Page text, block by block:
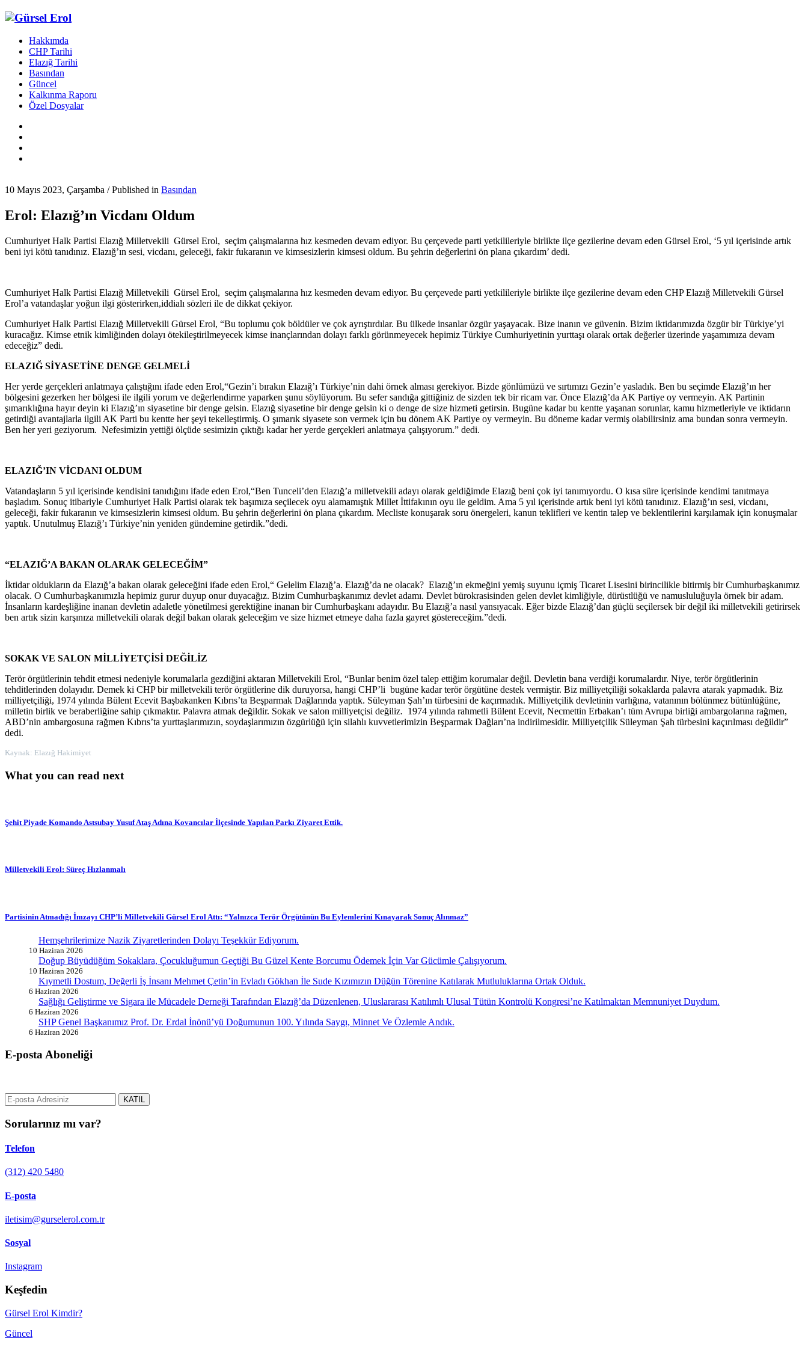
Hakkımda
CHP Tarihi
Elazığ Tarihi
Basından
Güncel
Kalkınma Raporu
Özel Dosyalar
10 Mayıs 2023, Çarşamba /Published in Basından
Erol: Elazığ’ın Vicdanı Oldum
Cumhuriyet Halk Partisi Elazığ Milletvekili Gürsel Erol, seçim çalışmalarına hız kesmeden devam ediyor. Bu çerçevede parti yetkilileriyle birlikte ilçe gezilerine devam eden Gürsel Erol, ‘5 yıl içerisinde artık
beni iyi kötü tanıdınız. Elazığ’ın sesi, vicdanı, geleceği, fakir fukaranın ve kimsesizlerin kimsesi oldum. Bu şehrin değerlerini ön plana çıkardım’ dedi.
Cumhuriyet Halk Partisi Elazığ Milletvekili Gürsel Erol, seçim çalışmalarına hız kesmeden devam ediyor. Bu çerçevede parti yetkilileriyle birlikte ilçe gezilerine devam eden CHP Elazığ Milletvekili Gürsel
Erol’a vatandaşlar yoğun ilgi gösterirken,iddialı sözleri ile de dikkat çekiyor.
Cumhuriyet Halk Partisi Elazığ Milletvekili Gürsel Erol, “Bu toplumu çok böldüler ve çok ayrıştırdılar. Bu ülkede insanlar özgür yaşayacak. Bize inanın ve güvenin. Bizim iktidarımızda özgür bir Türkiye’yi
kuracağız. Kimse etnik kimliğinden dolayı ötekileştirilmeyecek kimse inançlarından dolayı farklı görünmeyecek hepimiz Türkiye Cumhuriyetinin yurttaşı olarak ortak değerler üzerinde yaşamımıza devam
edeceğiz” dedi.
ELAZIĞ SİYASETİNE DENGE GELMELİ
Her yerde gerçekleri anlatmaya çalıştığını ifade eden Erol,“Gezin’i bırakın Elazığ’ı Türkiye’nin dahi örnek alması gerekiyor. Bizde gönlümüzü ve sırtımızı Gezin’e yasladık. Ben bu seçimde Elazığ’ın her
bölgesini gezerken her bölgesi ile ilgili yorum ve değerlendirme yaparken şunu söylüyorum. Bu sefer sandığa gittiğiniz de sizden tek bir ricam var. Önce Elazığ’da AK Partiye oy vermeyin. AK Partinin
şımarıklığına hayır deyin ki Elazığ’ın siyasetine bir denge gelsin. Elazığ siyasetine bir denge gelsin ki o denge de size hizmeti getirsin. Bugüne kadar bu kentte yaşanan sorunlar, kamu hizmetleriyle ve iktidarın
getirdiği avantajlarla ilgili AK Parti bu kentte her şeyi tekelleştirmiş. O şımarık siyasete son vermek için bu dönem AK Partiye oy vermeyin. Bu döneme kadar vermiş olabilirsiniz ama bundan sonra vermeyin.
Ben her yeri geziyorum. Nefesimizin yettiği ölçüde sesimizin çıktığı kadar her yerde gerçekleri anlatmaya çalışıyorum.” dedi.
ELAZIĞ’IN VİCDANI OLDUM
Vatandaşların 5 yıl içerisinde kendisini tanıdığını ifade eden Erol,“Ben Tunceli’den Elazığ’a milletvekili adayı olarak geldiğimde Elazığ beni çok iyi tanımıyordu. O kısa süre içerisinde kendimi tanıtmaya
başladım. Sonuç itibariyle Cumhuriyet Halk Partisi olarak tek başımıza seçilecek oyu alamamıştık Millet İttifakının oyu ile geldim. Ama 5 yıl içerisinde artık beni iyi kötü tanıdınız. Elazığ’ın sesi, vicdanı,
geleceği, fakir fukaranın ve kimsesizlerin kimsesi oldum. Bu şehrin değerlerini ön plana çıkardım. Mecliste konuşarak soru önergeleri, kanun teklifleri ve kentin talep ve beklentilerini karşılamak için konuşmalar
yaptık. Unutulmuş Elazığ’ı Türkiye’nin yeniden gündemine getirdik.”dedi.
“ELAZIĞ’A BAKAN OLARAK GELECEĞİM”
İktidar oldukların da Elazığ’a bakan olarak geleceğini ifade eden Erol,“ Gelelim Elazığ’a. Elazığ’da ne olacak? Elazığ’ın ekmeğini yemiş suyunu içmiş Ticaret Lisesini birincilikle bitirmiş bir Cumhurbaşkanımız
olacak. O Cumhurbaşkanımızla hepimiz gurur duyup onur duyacağız. Bizim Cumhurbaşkanımız devlet adamı. Devlet bürokrasisinden gelen devlet kimliğiyle, dürüstlüğü ve namusluluğuyla örnek bir adam.
İnsanların kardeşliğine inanan devletin adaletle yönetilmesi gerektiğine inanan bir Cumhurbaşkanı adayıdır. Bu Elazığ’a nasıl yansıyacak. Eğer bizde Elazığ’dan güçlü seçilersek bir değil iki milletvekili getirirsek
ben artık sizin karşınıza milletvekili olarak değil bakan olarak geleceğim ve size hizmet etmeye daha fazla gayret göstereceğim.”dedi.
SOKAK VE SALON MİLLİYETÇİSİ DEĞİLİZ
Terör örgütlerinin tehdit etmesi nedeniyle korumalarla gezdiğini aktaran Milletvekili Erol, “Bunlar benim özel talep ettiğim korumalar değil. Devletin bana verdiği korumalardır. Niye, terör örgütlerinin
tehditlerinden dolayıdır. Demek ki CHP bir milletvekili terör örgütlerine dik duruyorsa, hangi CHP’li bugüne kadar terör örgütüne destek vermiştir. Biz milliyetçiliği sokaklarda palavra atarak yapmadık. Biz
milliyetçiliği, 1974 yılında Bülent Ecevit Başbakanken Kıbrıs’ta Beşparmak Dağlarında yaptık. Süleyman Şah’ın türbesini de kaçırmadık. Milliyetçilik devletinin varlığına, vatanının bölünmez bütünlüğüne,
milletin birlik ve beraberliğine sahip çıkmaktır. Palavra atmak değildir. Sokak ve salon milliyetçisi değiliz. 1974 yılında rahmetli Bülent Ecevit, Necmettin Erbakan’ı tüm Avrupa birliği ambargolarına rağmen,
ABD’nin ambargosuna rağmen Kıbrıs’ta yurttaşlarımızın, soydaşlarımızın özgürlüğü için silahlı kuvvetlerimizin Beşparmak Dağları’na indirilmesidir. Milliyetçilik Süleyman Şah türbesini kaçırılması değildir”
dedi.
Kaynak: Elazığ Hakimiyet
What you can read next
Şehit Piyade Komando Astsubay Yusuf Ataş Adına Kovancılar İlçesinde Yapılan Parkı Ziyaret Ettik.
Milletvekili Erol: Süreç Hızlanmalı
Partisinin Atmadığı İmzayı CHP’li Milletvekili Gürsel Erol Attı: “Yalnızca Terör Örgütünün Bu Eylemlerini Kınayarak Sonuç Alınmaz”
Hemşehrilerimize Nazik Ziyaretlerinden Dolayı Teşekkür Ediyorum.
10 Haziran 2026
Doğup Büyüdüğüm Sokaklara, Çocukluğumun Geçtiği Bu Güzel Kente Borcumu Ödemek İçin Var Gücümle Çalışıyorum.
10 Haziran 2026
Kıymetli Dostum, Değerli İş İnsanı Mehmet Çetin’in Evladı Gökhan İle Sude Kızımızın Düğün Törenine Katılarak Mutluluklarına Ortak Olduk.
6 Haziran 2026
Sağlığı Geliştirme ve Sigara ile Mücadele Derneği Tarafından Elazığ’da Düzenlenen, Uluslararası Katılımlı Ulusal Tütün Kontrolü Kongresi’ne Katılmaktan Memnuniyet Duydum.
6 Haziran 2026
SHP Genel Başkanımız Prof. Dr. Erdal İnönü’yü Doğumunun 100. Yılında Saygı, Minnet Ve Özlemle Andık.
6 Haziran 2026
E-posta Aboneliği
KATIL
Sorularınız mı var?
Telefon
(312) 420 5480
E-posta
iletisim@gurselerol.com.tr
Sosyal
Instagram
Keşfedin
Gürsel Erol Kimdir?
Güncel